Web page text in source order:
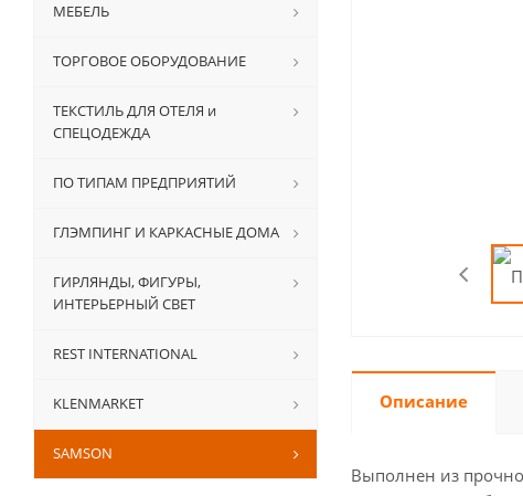
Описание
Выполнен из
МЕБЕЛЬ
ТОРГОВОЕ ОБОРУДОВАНИЕ
ТЕКСТИЛЬ ДЛЯ ОТЕЛЯ и
СПЕЦОДЕЖДА
ПО ТИПАМ ПРЕДПРИЯТИЙ
ГЛЭМПИНГ И КАРКАСНЫЕ ДОМА
ГИРЛЯНДЫ, ФИГУРЫ,
ИНТЕРЬЕРНЫЙ СВЕТ
REST INTERNATIONAL
KLENMARKET
SAMSON